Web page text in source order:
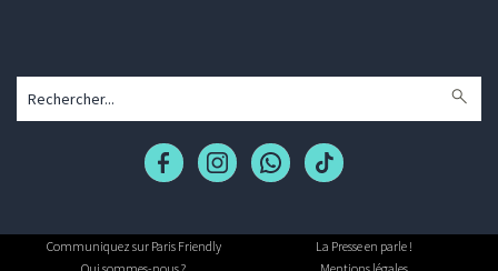
Communiquez sur Paris Friendly
La Presse en parle !